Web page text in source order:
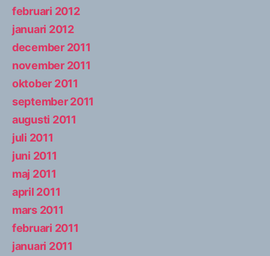
februari 2012
januari 2012
december 2011
november 2011
oktober 2011
september 2011
augusti 2011
juli 2011
juni 2011
maj 2011
april 2011
mars 2011
februari 2011
januari 2011